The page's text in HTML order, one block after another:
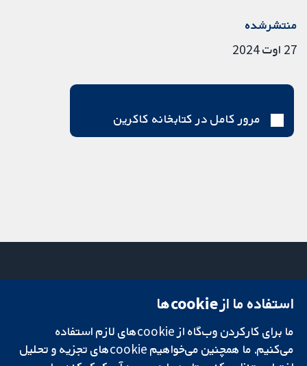
منتشرشده
27 اوت 2024
مرور کامل در کتابخانه کاکرین
تحقیقات قابل
اعتماد.
تصمیم‌گیری آگاهانه.
میدان کاوندیش
لندن
W1G 0AN
بریتانیا
دفتر رسانه‌ای
درباره ما
فرصت‌های
استفاده ما از cookie‌ها
ما برای کارکردن وب‌گاه از cookie‌های لازم استفاده
می‌کنیم. ما همچنین می‌خواهیم cookie‌های تجزیه و تحلیل